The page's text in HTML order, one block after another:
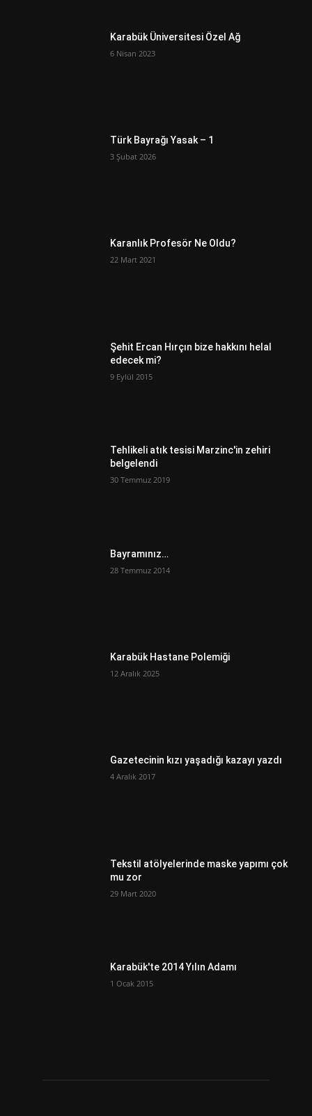
Karabük Üniversitesi Özel Ağ
6 Nisan 2023
Türk Bayrağı Yasak – 1
3 Şubat 2026
Karanlık Profesör Ne Oldu?
22 Mart 2021
Şehit Ercan Hırçın bize hakkını helal
edecek mi?
9 Eylül 2015
Tehlikeli atık tesisi Marzinc'in zehiri
belgelendi
30 Temmuz 2019
Bayramınız…
28 Temmuz 2014
Karabük Hastane Polemiği
12 Aralık 2025
Gazetecinin kızı yaşadığı kazayı yazdı
4 Aralık 2017
Tekstil atölyelerinde maske yapımı çok
mu zor
29 Mart 2020
Karabük'te 2014 Yılın Adamı
1 Ocak 2015